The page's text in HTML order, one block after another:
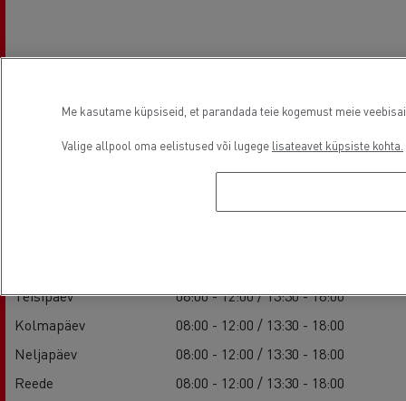
Teisipäev
08:00 - 12:00 / 13:30 - 18:00
Kolmapäev
08:00 - 12:00 / 13:30 - 18:00
Neljapäev
08:00 - 12:00 / 13:30 - 18:00
Reede
08:00 - 12:00 / 13:30 - 18:00
Me kasutame küpsiseid, et parandada teie kogemust meie
Valige allpool oma eelistused või lugege lisateavet küpsiste kohta.